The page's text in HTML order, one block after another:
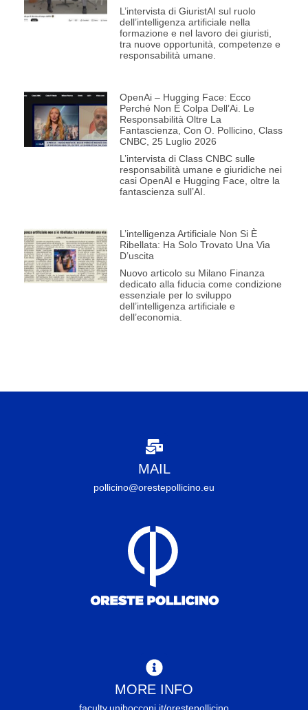
L’intervista di GiuristAI sul ruolo
dell’intelligenza artificiale nella
formazione e nel lavoro dei giuristi,
tra nuove opportunità, competenze e
responsabilità umane.
OpenAi – Hugging Face: Ecco
Perché Non È Colpa Dell’Ai. Le
Responsabilità Oltre La
Fantascienza, Con O. Pollicino, Class
CNBC, 25 Luglio 2026
L’intervista di Class CNBC sulle
responsabilità umane e giuridiche nei
casi OpenAI e Hugging Face, oltre la
fantascienza sull’AI.
L’intelligenza Artificiale Non Si È
Ribellata: Ha Solo Trovato Una Via
D’uscita
Nuovo articolo su Milano Finanza
dedicato alla fiducia come condizione
essenziale per lo sviluppo
dell’intelligenza artificiale e
dell’economia.
MAIL
pollicino@orestepollicino.eu
MORE INFO